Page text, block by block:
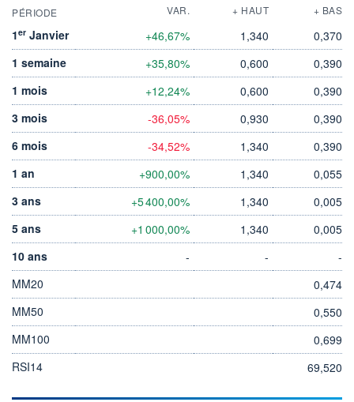
PÉRIODE VAR. + HAUT + BAS
1er Janvier +46,67% 1,340
0,370
1 semaine
+35,80% 0,600
0,390
1 mois
+12,24% 0,600
0,390
3 mois
-36,05% 0,930
0,390
6 mois
-34,52% 1,340
0,390
1 an
+900,00% 1,340
0,055
3 ans
+5 400,00% 1,340
0,005
5 ans
+1 000,00% 1,340
0,005
10 ans
- -
-
MM20
0,474
MM50
0,550
MM100
0,699
RSI14
69,520